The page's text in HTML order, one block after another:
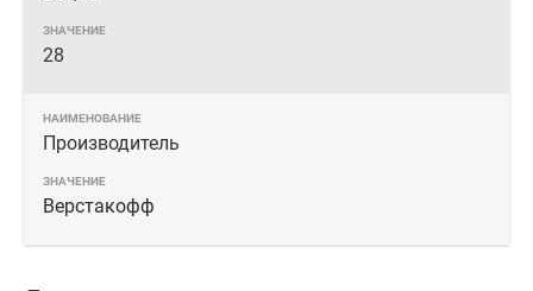
28
Производитель
Верстакофф